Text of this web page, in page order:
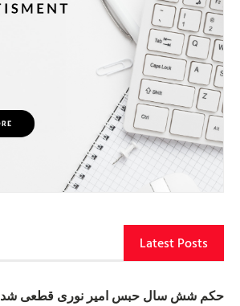
Latest Posts
حکم شش سال حبس امیر نوری قطعی شد